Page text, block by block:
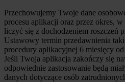
Przechowujemy Twoje dane
procesu aplikacji oraz przez okres,
liczyć się z dochodzeniem roszczeń
Ustawowy termin przedawnienia
procedury aplikacyjnej 6 miesięcy
Jeśli Twoja aplikacja zakończy się
odpowiednie zastosowanie będą
danych dotyczące osób